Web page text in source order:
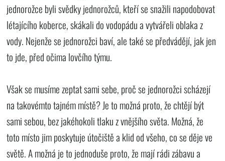
jednorožce byli svědky jednorožců, kteří se snažili napodobovat
létajícího koberce, skákali do vodopádu a vytvářeli oblaka z
vody. Nejenže se jednorožci baví, ale také se předvádějí, jak jen
to jde, před očima lovčího týmu.
Však se musíme zeptat sami sebe, proč se jednorožci scházejí
na takovémto tajném místě? Je to možná proto, že chtějí být
sami sebou, bez jakéhokoli tlaku z vnějšího světa. Možná, že
toto místo jim poskytuje útočiště a klid od všeho, co se děje ve
světě. A možná je to jednoduše proto, že mají rádi zábavu a